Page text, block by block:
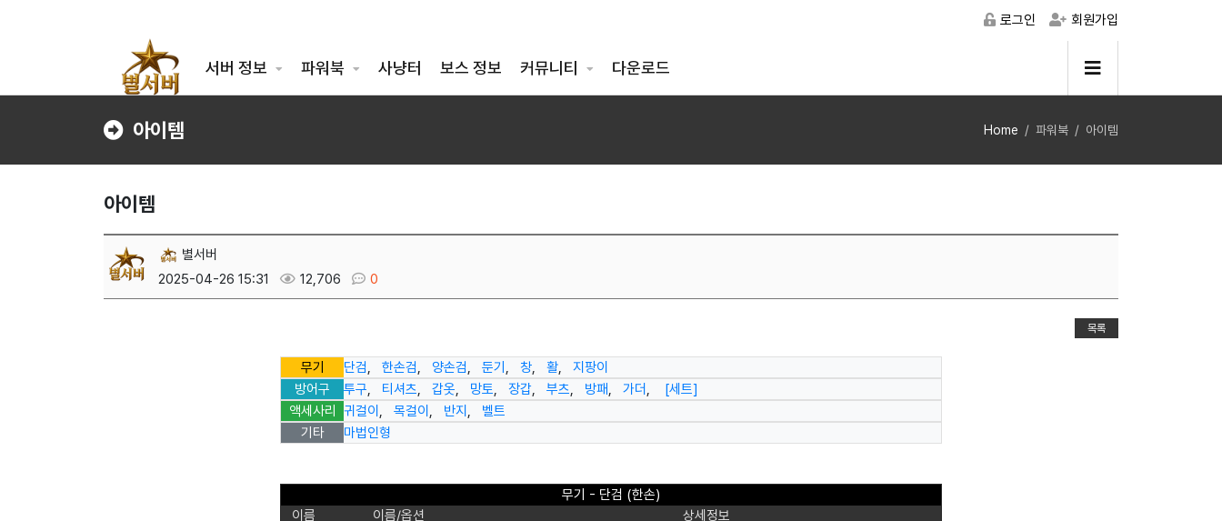
로그인 회원가입
서버 정보 파워북 사냥터 보스 정보 커뮤니티 다운로드
아이템 Home 파워북 아이템
아이템
별서버
2025-04-26 15:31
12,706 0
목록
무기 단검, 한손검, 양손검, 둔기 , 창, 활, 지팡이
방어구
투구, 티셔츠, 갑옷, 망토, 장갑, 부츠, 방패, 가더 , [세트]
액세사리
귀걸이 , 목걸이 , 반지 , 벨트
기타
마법인형
무기 - 단검 (한손)
이름
이름/옵션 상세정보